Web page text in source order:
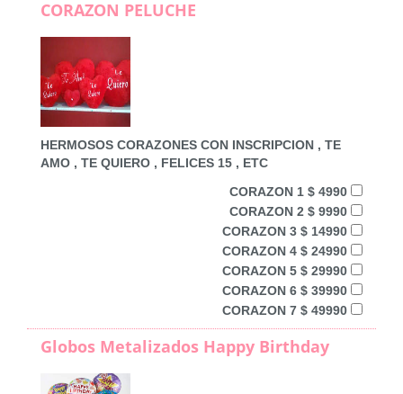
CORAZON PELUCHE
HERMOSOS CORAZONES CON INSCRIPCION , TE
AMO , TE QUIERO , FELICES 15 , ETC
CORAZON 1 $ 4990
CORAZON 2 $ 9990
CORAZON 3 $ 14990
CORAZON 4 $ 24990
CORAZON 5 $ 29990
CORAZON 6 $ 39990
CORAZON 7 $ 49990
Globos Metalizados Happy Birthday